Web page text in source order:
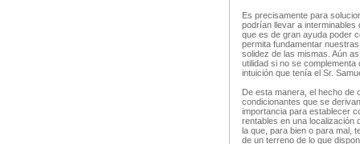
Es precisamente para
podrían llevar a interminables
que es de gran ayuda poder
permita fundamentar
solidez de las mismas. Aún
utilidad si no se
intuición que tenía el Sr.
De esta manera, el hecho de
condicionantes que se
importancia para establecer
rentables en una localización
la que, para bien o para mal,
de un terreno de lo que